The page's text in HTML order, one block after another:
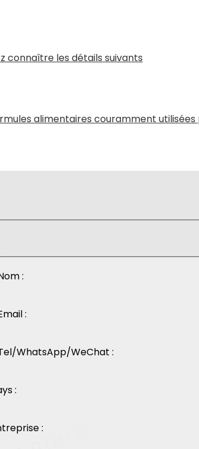
connaître les détails suivants
alimentaires couramment
:
:
WhatsApp/WeChat :
:
: